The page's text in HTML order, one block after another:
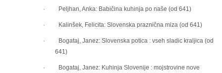
· Peljhan, Anka: Babičina kuhinja po naše (od 641)
· Kalinšek, Felicita: Slovenska praznična miza (od 641)
· Bogataj, Janez: Slovenska potica : vseh sladic kraljica (od
641)
· Bogataj, Janez: Kuhinja Slovenije : mojstrovine nove